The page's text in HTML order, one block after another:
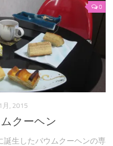
0
月, 2015
クーヘン
生したバウムクーヘンの専